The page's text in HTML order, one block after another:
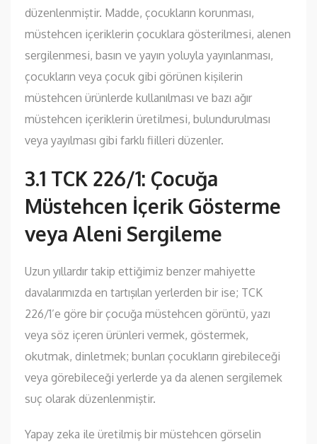
düzenlenmiştir. Madde, çocukların korunması,
müstehcen içeriklerin çocuklara gösterilmesi, alenen
sergilenmesi, basın ve yayın yoluyla yayınlanması,
çocukların veya çocuk gibi görünen kişilerin
müstehcen ürünlerde kullanılması ve bazı ağır
müstehcen içeriklerin üretilmesi, bulundurulması
veya yayılması gibi farklı fiilleri düzenler.
3.1 TCK 226/1: Çocuğa
Müstehcen İçerik Gösterme
veya Aleni Sergileme
Uzun yıllardır takip ettiğimiz benzer mahiyette
davalarımızda en tartışılan yerlerden bir ise; TCK
226/1’e göre bir çocuğa müstehcen görüntü, yazı
veya söz içeren ürünleri vermek, göstermek,
okutmak, dinletmek; bunları çocukların girebileceği
veya görebileceği yerlerde ya da alenen sergilemek
suç olarak düzenlenmiştir.
Yapay zeka ile üretilmiş bir müstehcen görselin